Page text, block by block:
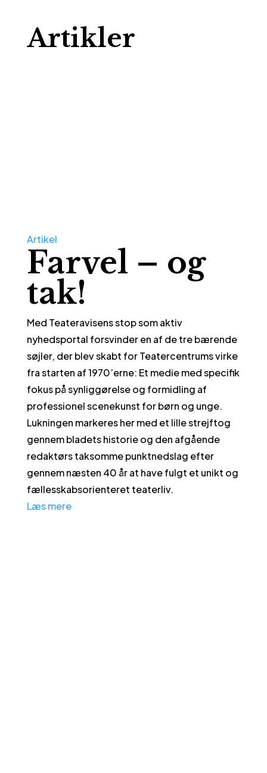
Artikler
Artikel
Farvel – og
tak!
Med Teateravisens stop som aktiv
nyhedsportal forsvinder en af de tre bærende
søjler, der blev skabt for Teatercentrums virke
fra starten af 1970’erne: Et medie med specifik
fokus på synliggørelse og formidling af
professionel scenekunst for børn og unge.
Lukningen markeres her med et lille strejftog
gennem bladets historie og den afgående
redaktørs taksomme punktnedslag efter
gennem næsten 40 år at have fulgt et unikt og
fællesskabsorienteret teaterliv.
Læs mere